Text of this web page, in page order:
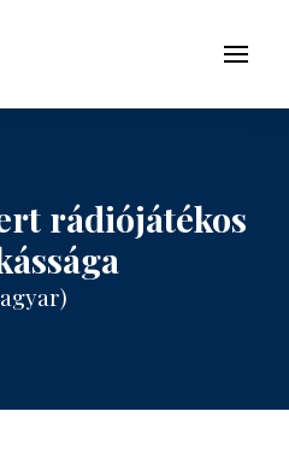
Menü
rádiójátékos